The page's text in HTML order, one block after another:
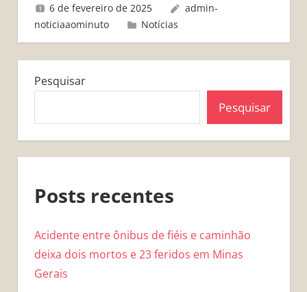
6 de fevereiro de 2025
admin-
noticiaaominuto
Notícias
Pesquisar
Pesquisar
Posts recentes
Acidente entre ônibus de fiéis e caminhão
deixa dois mortos e 23 feridos em Minas
Gerais